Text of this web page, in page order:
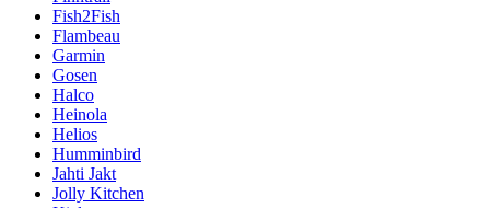
Fish2Fish
Flambeau
Garmin
Gosen
Halco
Heinola
Helios
Humminbird
Jahti Jakt
Jolly Kitchen